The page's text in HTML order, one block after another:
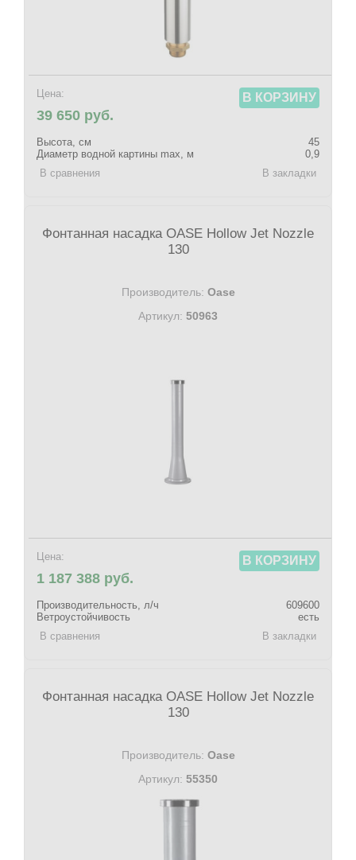
Цена:
39 650 руб.
В КОРЗИНУ
Высота, см
45
Диаметр водной картины max, м
0,9
В сравнения
В закладки
Фонтанная насадка OASE Hollow Jet Nozzle
130
Производитель: Oase
Артикул: 50963
Цена:
1 187 388 руб.
В КОРЗИНУ
Производительность, л/ч
609600
Ветроустойчивость
есть
В сравнения
В закладки
Фонтанная насадка OASE Hollow Jet Nozzle
130
Производитель: Oase
Артикул: 55350